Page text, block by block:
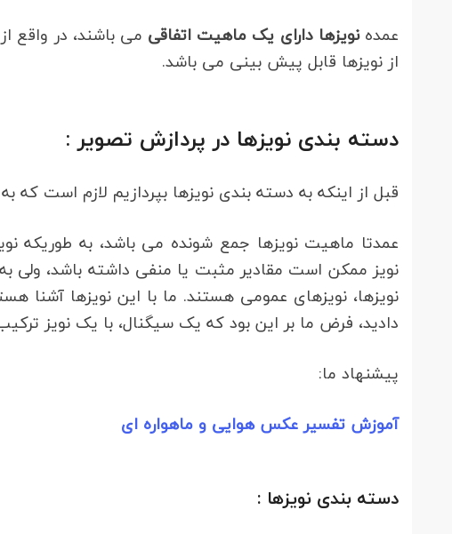
عمدهنویزها دارای یک ماهیت اتفاقی می باشند، در واقع
از نویزها قابل پیش بینی می باشد.
دسته بندی نویزها در پردازش تصویر:
قبل از اینکه به دسته بندی نویزها بپردازیم لازم است
عمدتا ماهیت نویزها جمع شونده می باشد، به طوریکه
نویز ممکن است مقادیر مثبت یا منفی داشته باشد،
نویزها، نویزهای عمومی هستند. ما با این نویزها آشنا
دادید، فرض ما بر این بود که یک سیگنال، با یک نویز
پیشنهاد ما:
آموزش تفسیر عکس هوایی و ماهواره ای
دسته بندی نویزها :